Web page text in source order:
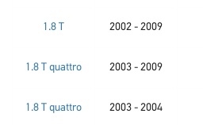
1.8 T 2002 - 2009
1.8 T quattro 2003 - 2009
1.8 T quattro 2003 - 2004